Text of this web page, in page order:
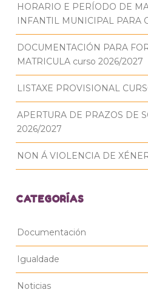
HORARIO E PERÍODO DE
INFANTIL MUNICIPAL PARA
DOCUMENTACIÓN PARA
MATRICULA curso 2026/2027
LISTAXE PROVISIONAL
APERTURA DE PRAZOS DE
2026/2027
NON Á VIOLENCIA DE
CATEGORÍAS
Documentación
Igualdade
Noticias